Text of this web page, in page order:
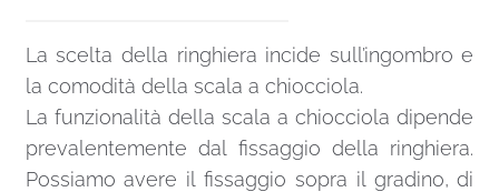
La scelta della ringhiera incide sull’ingombro e
la comodità della scala a chiocciola.
La funzionalità della scala a chiocciola dipende
prevalentemente dal fissaggio della ringhiera.
Possiamo avere il fissaggio sopra il gradino, di